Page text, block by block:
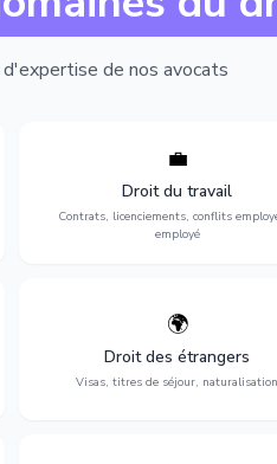
de nos avocats
💼
Droit du travail
Contrats, licenciements, conflits
employé
Protection de vos droits au
contrats, licenciements,
discrimination et conflits avec
l'employeur.
🌍
Droit des étrangers
Visas, titres de séjour, naturalisation
Obtention de vos droits de séjour :
cartes de séjour, regroupement
naturalisation.